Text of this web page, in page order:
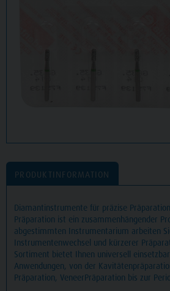
PRODUKTINFORMATION
Diamantinstrumente für präzise
Präparation ist ein zusammenhängender
abgestimmten Instrumentarium arbeiten
Instrumentenwechsel und kürzerer
Sortiment bietet Ihnen universell
Anwendungen, von der
Präparation, VeneerPräparation bis zur